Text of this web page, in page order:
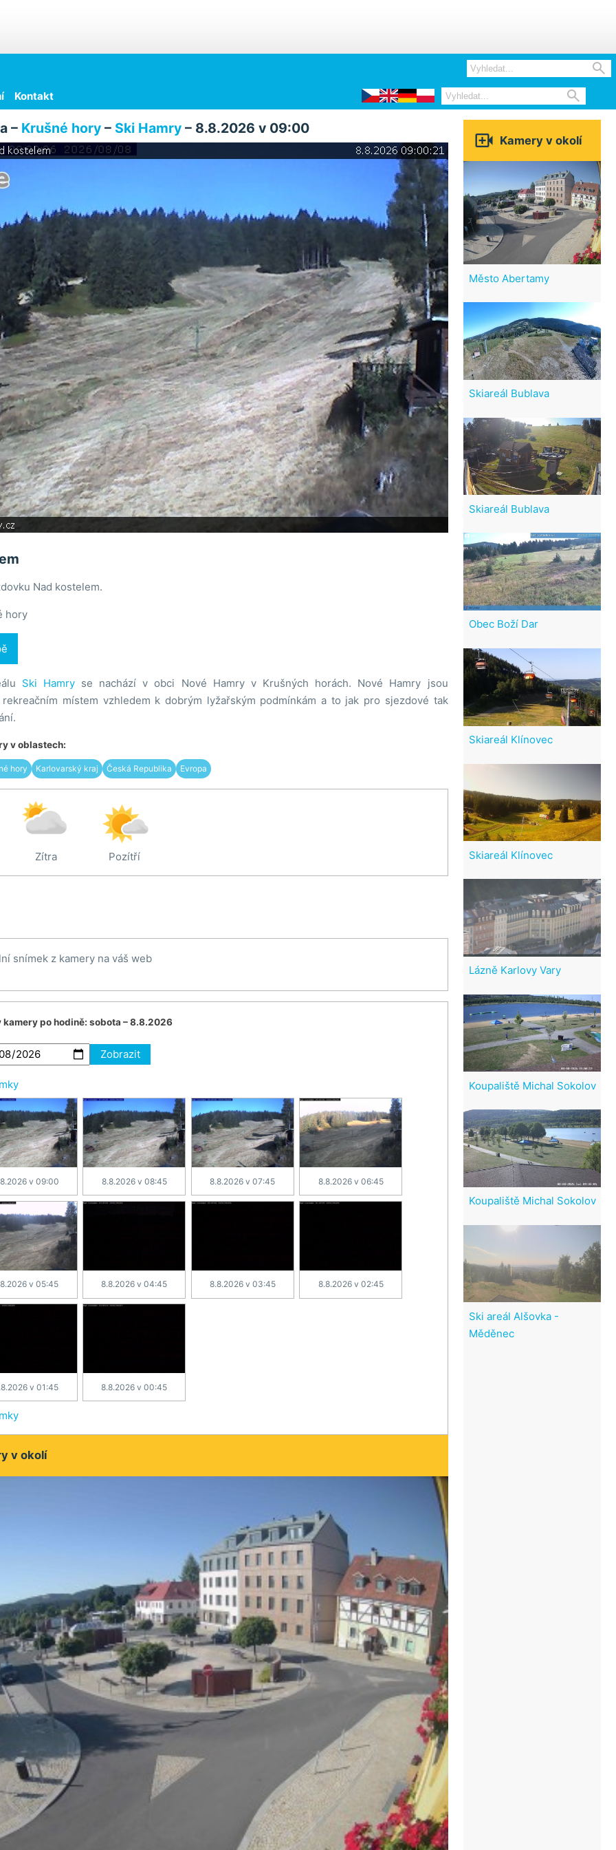

Kontakt 
– Krušné hory– Ski Hamry– 8.8.2026 v 09:00
Nad kostelem.
hory
Ski Hamryse nachází v obci Nové Hamry v Krušných horách. Nové Hamry jsou
rekreačním místem vzhledem k dobrým lyžařským podmínkám a to jak pro sjezdové tak
v oblastech:
hory Karlovarský kraj Česká Republika Evropa
Zítra Pozítří
snímek z kamery na váš web
kamery po hodině: sobota – 8.8.2026
Zobrazit
v 09:00 8.8.2026 v 08:45 8.8.2026 v 07:45 8.8.2026 v 06:45
v 05:45 8.8.2026 v 04:45 8.8.2026 v 03:45 8.8.2026 v 02:45
v 01:45 8.8.2026 v 00:45
v okolí
 Kamery v okolí
Město Abertamy
Skiareál Bublava
Skiareál Bublava
Obec Boží Dar
Skiareál Klínovec
Skiareál Klínovec
Lázně Karlovy Vary
Koupaliště Michal Sokolov
Koupaliště Michal Sokolov
Ski areál Alšovka -
Měděnec